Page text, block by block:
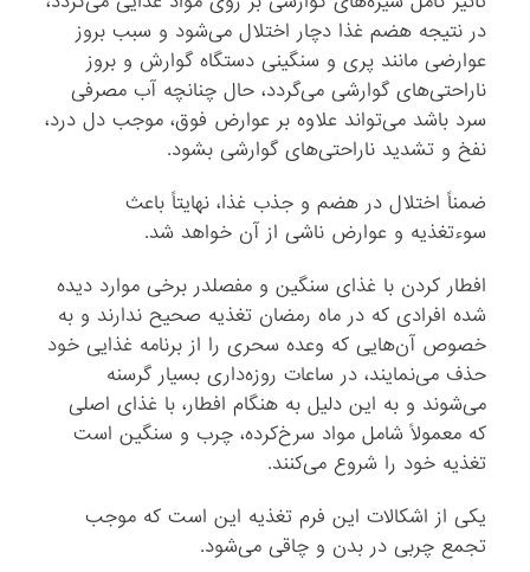
در نتیجه هضم غذا دچار اختلال می‌شود و سبب بروز
عوارضی مانند پری و سنگینی دستگاه گوارش و بروز
ناراحتی‌های گوارشی می‌گردد، حال چنانچه آب مصرفی
سرد باشد می‌تواند علاوه بر عوارض فوق، موجب دل درد،
نفخ و تشدید ناراحتی‌های گوارشی بشود.
ضمناً اختلال در هضم و جذب غذا، نهایتاً باعث
سوءتغذیه و عوارض ناشی از آن خواهد شد.
افطار کردن با غذای سنگین و مفصلدر برخی موارد دیده
شده افرادی که در ماه رمضان تغذیه صحیح ندارند و به
خصوص آن‌هایی که وعده سحری را از برنامه غذایی خود
حذف می‌نمایند، در ساعات روزه‌داری بسیار گرسنه
می‌شوند و به این دلیل به هنگام افطار، با غذای اصلی
که معمولاً شامل مواد سرخ‌کرده، چرب و سنگین است
تغذیه خود را شروع می‌کنند.
یکی از اشکالات این فرم تغذیه این است که موجب
تجمع چربی در بدن و چاقی می‌شود.